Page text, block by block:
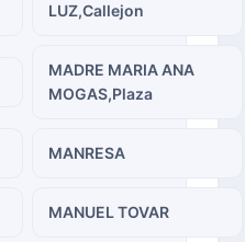
LUZ,Callejon
MADRE MARIA ANA
MOGAS,Plaza
MANRESA
MANUEL TOVAR